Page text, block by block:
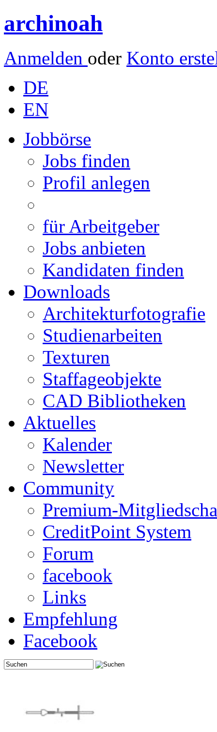
archinoah
Anmelden oder Konto
DE
EN
Jobbörse
Jobs finden
Profil anlegen
für Arbeitgeber
Jobs anbieten
Kandidaten finden
Downloads
Architekturfotografie
Studienarbeiten
Texturen
Staffageobjekte
CAD Bibliotheken
Aktuelles
Kalender
Newsletter
Community
Premium-
CreditPoint System
Forum
facebook
Links
Empfehlung
Facebook